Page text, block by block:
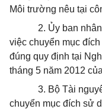
Môi trường nêu tại
2. Ủy ban
việc chuyển mục
đúng quy định tại
tháng 5 năm 2012
3. Bộ Tài
chuyển mục đích sử